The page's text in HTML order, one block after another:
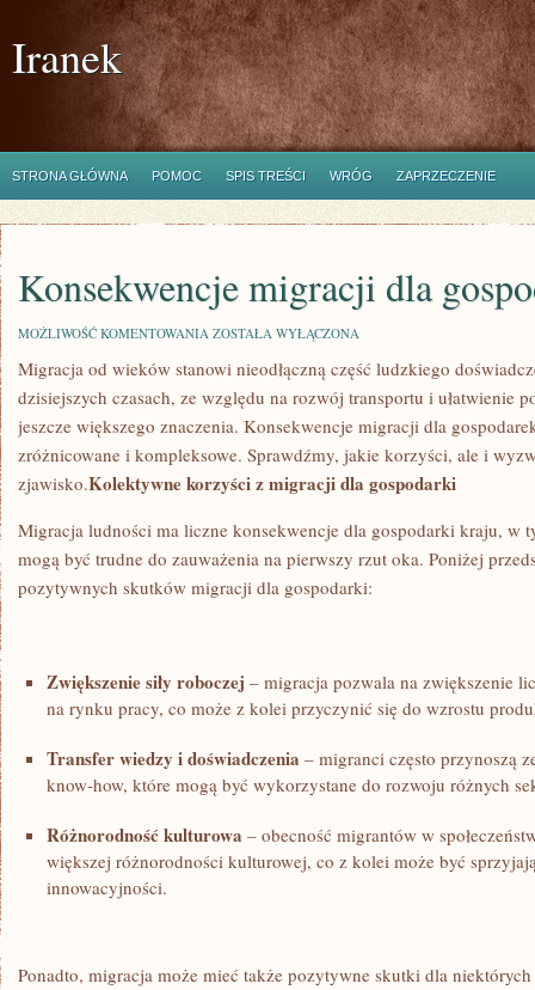
Iranek
STRONA GŁÓWNA POMOC SPIS TREŚCI WRÓG ZAPRZECZENIE
Konsekwencje migracji dla
MOŻLIWOŚĆ KOMENTOWANIA KONSEKWENCJE
DLA
GOSPODARKI
ZOSTAŁA WYŁĄCZONA
Migracja od wieków stanowi nieodłączną część ludzkiego
dzisiejszych‍ czasach, ⁣ze ‍względu na rozwój transportu i ⁤ułatwienie‌
jeszcze większego‍ znaczenia. Konsekwencje migracji dla
zróżnicowane i kompleksowe. Sprawdźmy, jakie korzyści,⁢ ale i
‍zjawisko.Kolektywne korzyści z migracji dla gospodarki
Migracja ludności ma liczne konsekwencje dla gospodarki kraju, w⁤
mogą być trudne do zauważenia na pierwszy rzut oka. Poniżej
pozytywnych skutków ⁤migracji dla gospodarki:
Zwiększenie siły roboczej – ⁤migracja ⁤pozwala na zwiększenie
na rynku ⁣pracy, co może z kolei przyczynić się do wzrostu
Transfer wiedzy i ⁤doświadczenia – migranci‌ często ‌przynoszą
know-how,​ które ⁤mogą być ⁢wykorzystane ‍do rozwoju różnych
Różnorodność kulturowa – obecność migrantów w
większej różnorodności kulturowej, co z kolei może⁤ być
innowacyjności.
Ponadto, migracja może mieć także pozytywne skutki dla